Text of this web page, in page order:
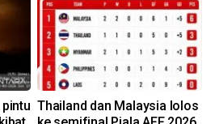
Thailand dan Malaysia lolos